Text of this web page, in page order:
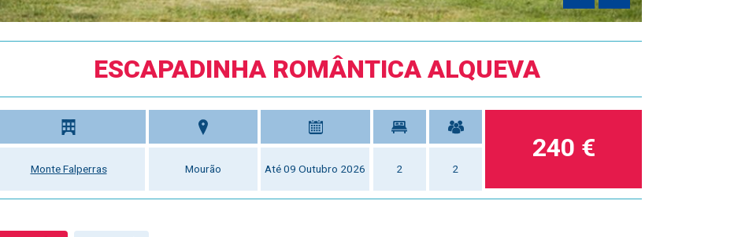
ESCAPADINHA ROMÂNTICA ALQUEVA
Monte Falperras Mourão Até 09 Outubro 2026 2 2
240 €